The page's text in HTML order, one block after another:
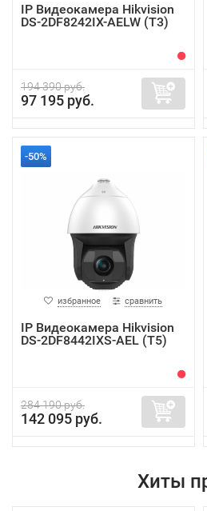
IP Видеокамера Hikvision
DS-2DF8242IX-AELW (T3)
194 390 руб.
97 195 руб.
-50%
избранное сравнить
IP Видеокамера Hikvision
DS-2DF8442IXS-AEL (T5)
284 190 руб.
142 095 руб.
Хиты